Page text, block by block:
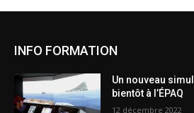
INFO FORMATION
Un nouveau
bientôt à l’ÉPAQ
12 décembre 2022